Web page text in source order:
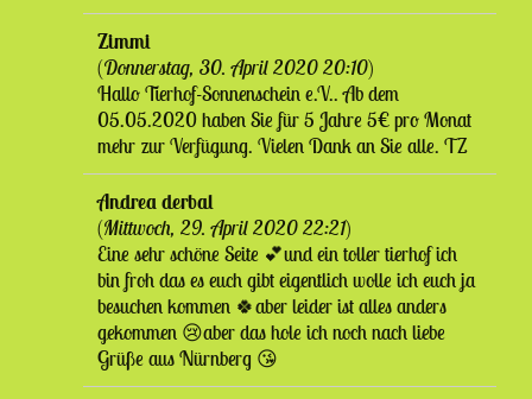
Zimmi
(Donnerstag, 30. April 2020 20:10)
Hallo Tierhof-Sonnenschein e.V.. Ab dem
05.05.2020 haben Sie für 5 Jahre 5€ pro Monat
mehr zur Verfügung. Vielen Dank an Sie alle. TZ
Andrea derbal
(Mittwoch, 29. April 2020 22:21)
Eine sehr schöne Seite 💕und ein toller tierhof ich
bin froh das es euch gibt eigentlich wolle ich euch ja
besuchen kommen 🍀aber leider ist alles anders
gekommen 😢aber das hole ich noch nach liebe
Grüße aus Nürnberg 😘